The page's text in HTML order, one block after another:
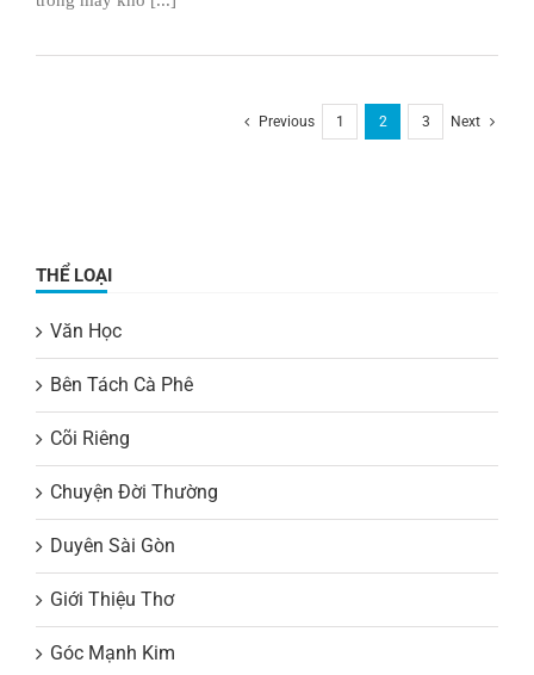
Previous 1 2 3 Next
THỂ LOẠI
Văn Học
Bên Tách Cà Phê
Cõi Riêng
Chuyện Đời Thường
Duyên Sài Gòn
Giới Thiệu Thơ
Góc Mạnh Kim